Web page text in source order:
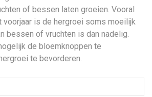
of bessen laten groeien. Vooral
voorjaar is de hergroei soms moeilijk
bessen of vruchten is dan nadelig.
de bloemknoppen te
te bevorderen.